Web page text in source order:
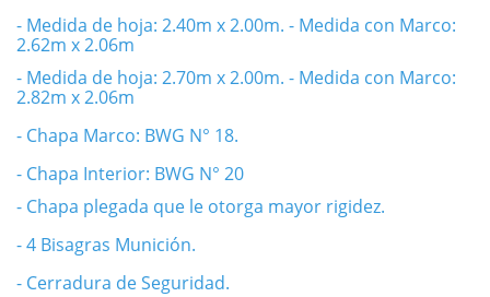
- Medida de hoja: 2.40m x 2.00m. - Medida con Marco:
2.62m x 2.06m
- Medida de hoja: 2.70m x 2.00m. - Medida con Marco:
2.82m x 2.06m
- Chapa Marco: BWG N° 18.
- Chapa Interior: BWG N° 20
- Chapa plegada que le otorga mayor rigidez.
- 4 Bisagras Munición.
- Cerradura de Seguridad.